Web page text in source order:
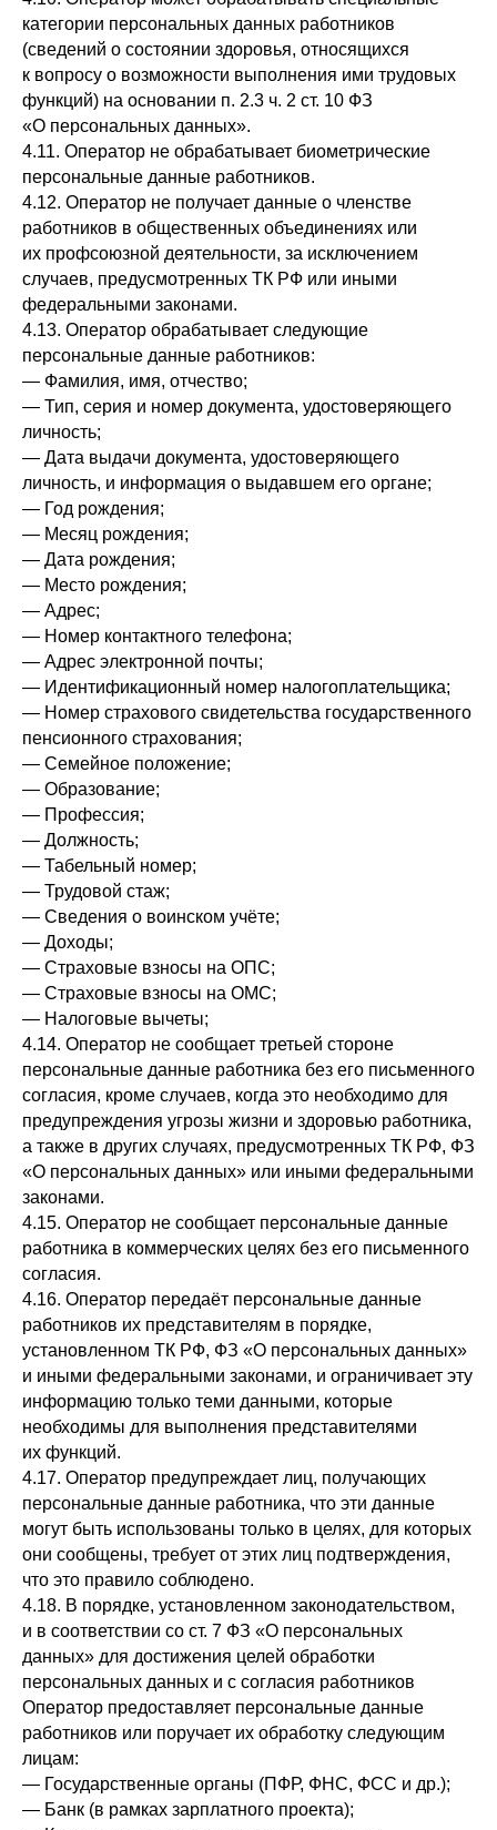
категории персональных данных работников
(сведений о состоянии здоровья, относящихся
к вопросу о возможности выполнения ими трудовых
функций) на основании п. 2.3 ч. 2 ст. 10 ФЗ
«О персональных данных».
4.11. Оператор не обрабатывает биометрические
персональные данные работников.
4.12. Оператор не получает данные о членстве
работников в общественных объединениях или
их профсоюзной деятельности, за исключением
случаев, предусмотренных ТК РФ или иными
федеральными законами.
4.13. Оператор обрабатывает следующие
персональные данные работников:
— Фамилия, имя, отчество;
— Тип, серия и номер документа, удостоверяющего
личность;
— Дата выдачи документа, удостоверяющего
личность, и информация о выдавшем его органе;
— Год рождения;
— Месяц рождения;
— Дата рождения;
— Место рождения;
— Адрес;
— Номер контактного телефона;
— Адрес электронной почты;
— Идентификационный номер налогоплательщика;
— Номер страхового свидетельства государственного
пенсионного страхования;
— Семейное положение;
— Образование;
— Профессия;
— Должность;
— Табельный номер;
— Трудовой стаж;
— Сведения о воинском учёте;
— Доходы;
— Страховые взносы на ОПС;
— Страховые взносы на ОМС;
— Налоговые вычеты;
4.14. Оператор не сообщает третьей стороне
персональные данные работника без его письменного
согласия, кроме случаев, когда это необходимо для
предупреждения угрозы жизни и здоровью работника,
а также в других случаях, предусмотренных ТК РФ, ФЗ
«О персональных данных» или иными федеральными
законами.
4.15. Оператор не сообщает персональные данные
работника в коммерческих целях без его письменного
согласия.
4.16. Оператор передаёт персональные данные
работников их представителям в порядке,
установленном ТК РФ, ФЗ «О персональных данных»
и иными федеральными законами, и ограничивает эту
информацию только теми данными, которые
необходимы для выполнения представителями
их функций.
4.17. Оператор предупреждает лиц, получающих
персональные данные работника, что эти данные
могут быть использованы только в целях, для которых
они сообщены, требует от этих лиц подтверждения,
что это правило соблюдено.
4.18. В порядке, установленном законодательством,
и в соответствии со ст. 7 ФЗ «О персональных
данных» для достижения целей обработки
персональных данных и с согласия работников
Оператор предоставляет персональные данные
работников или поручает их обработку следующим
лицам:
— Государственные органы (ПФР, ФНС, ФСС и др.);
— Банк (в рамках зарплатного проекта);